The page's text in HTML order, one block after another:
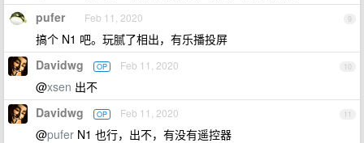
9
pufer Feb 11, 2020
搞个 N1 吧。玩腻了相出，有乐播投屏
10
Davidwg OP Feb 11, 2020
@xsen 出不
11
Davidwg OP Feb 11, 2020
@pufer N1 也行，出不，有没有遥控器